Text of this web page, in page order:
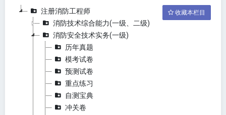
收藏本栏目
注册消防工程师
消防技术综合能力(一级、二级)
消防安全技术实务(一级)
历年真题
模考试卷
预测试卷
重点练习
自测宝典
冲关卷